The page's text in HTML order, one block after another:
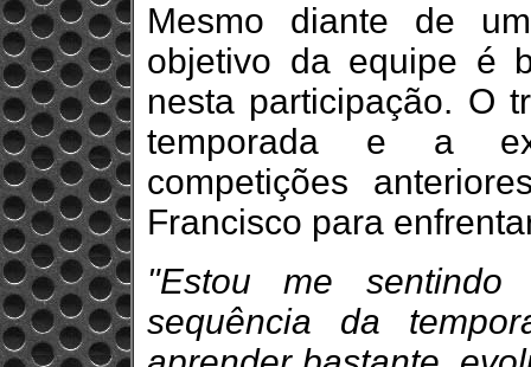
Mesmo diante de
objetivo da equipe é
nesta participação. O
temporada e a
competições
Francisco para
"Estou me
sequência da